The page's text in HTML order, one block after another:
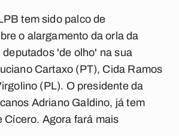
tem sido palco de
o alargamento da orla da
'de olho' na sua
Cartaxo (PT), Cida Ramos
(PL). O presidente da
Adriano Galdino, já tem
Cícero. Agora fará mais